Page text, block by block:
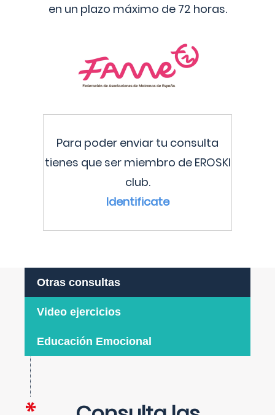
en un plazo máximo de 72 horas.
Para poder enviar tu consulta
tienes que ser miembro de EROSKI
club.
Identificate
Otras consultas
Video ejercicios
Educación Emocional